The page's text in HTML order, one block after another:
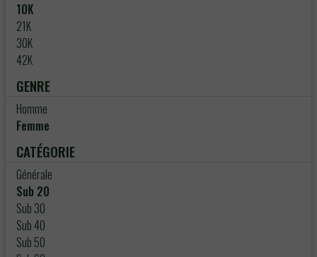
10K
21K
30K
42K
GENRE
Homme
Femme
CATÉGORIE
Générale
Sub 20
Sub 30
Sub 40
Sub 50